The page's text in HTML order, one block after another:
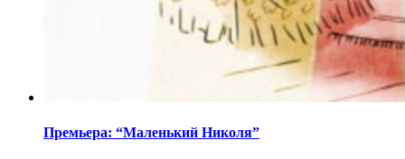
Премьера: “Маленький Николя”